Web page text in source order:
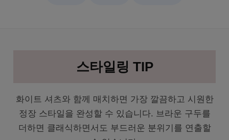
스타일링 TIP
화이트 셔츠와 함께 매치하면 가장 깔끔하고 시원한
정장 스타일을 완성할 수 있습니다. 브라운 구두를
더하면 클래식하면서도 부드러운 분위기를 연출할